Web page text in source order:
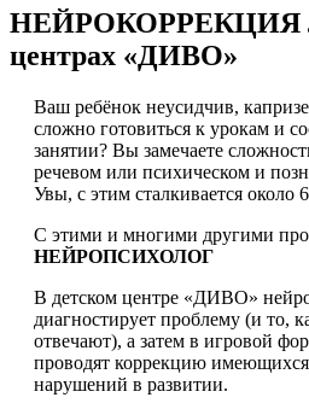
НЕЙРОКОРРЕКЦИЯ
центрах «ДИВО»
Ваш ребёнок неусидчив,
сложно готовиться к урокам и
занятии? Вы замечаете
речевом или психическом и
Увы, с этим сталкивается около
С этими и многими другими
НЕЙРОПСИХОЛОГ
В детском центре «ДИВО»
диагностирует проблему (и то,
отвечают), а затем в игровой
проводят коррекцию
нарушений в развитии.